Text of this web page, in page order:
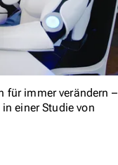
für immer verändern –
einer Studie von